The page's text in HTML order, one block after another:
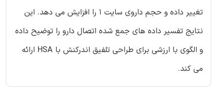
تغییر داده و حجم داروی سایت 1 را افزایش می دهد. این
نتایج تفسیر داده های جمع شده اتصال دارو را توضیح داده
و الگوی با ارزشی برای طراحی تلفیق اندرکنش با HSA ارائه
می کند.